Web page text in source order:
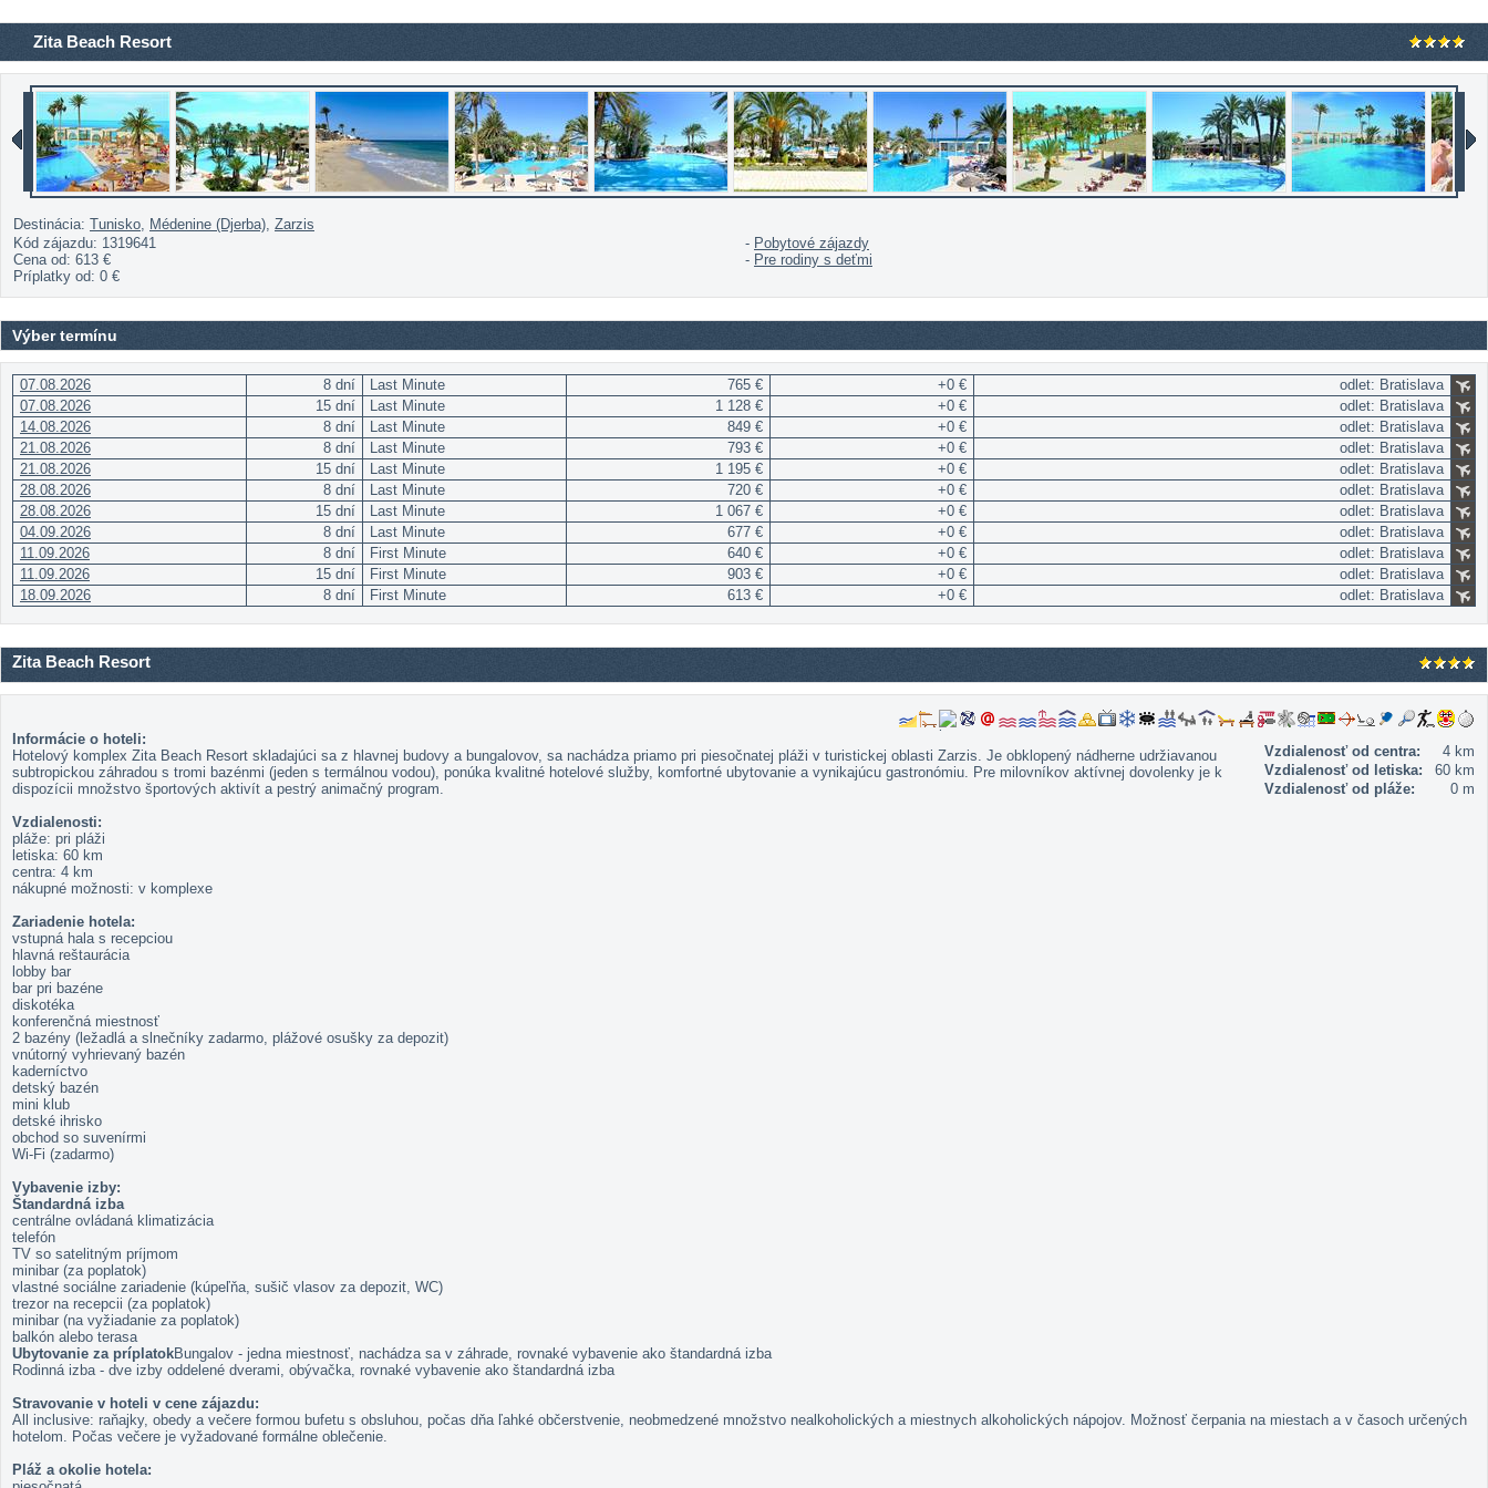
Zita Beach Resort
Destinácia: Tunisko, Médenine (Djerba), Zarzis
Kód zájazdu: 1319641
Cena od: 613 €
Príplatky od: 0 €
- Pobytové zájazdy
- Pre rodiny s deťmi
Výber termínu
07.08.2026 8 dní Last Minute 765 € +0 €
odlet: Bratislava
07.08.2026
15 dní Last Minute 1 128 € +0 €
odlet: Bratislava
14.08.2026
8 dní Last Minute 849 € +0 €
odlet: Bratislava
21.08.2026
8 dní Last Minute 793 € +0 €
odlet: Bratislava
21.08.2026
15 dní Last Minute 1 195 € +0 €
odlet: Bratislava
28.08.2026
8 dní Last Minute 720 € +0 €
odlet: Bratislava
28.08.2026
15 dní Last Minute 1 067 € +0 €
odlet: Bratislava
04.09.2026
8 dní Last Minute 677 € +0 €
odlet: Bratislava
11.09.2026
8 dní First Minute 640 € +0 €
odlet: Bratislava
11.09.2026
15 dní First Minute 903 € +0 €
odlet: Bratislava
18.09.2026
8 dní First Minute 613 € +0 € odlet: Bratislava
Zita Beach Resort
Vzdialenosť od centra:
4 km
Vzdialenosť od letiska:
60 km
Vzdialenosť od pláže:
0 m
Informácie o hoteli:
Hotelový komplex Zita Beach Resort skladajúci sa z hlavnej budovy a bungalovov, sa nachádza priamo pri piesočnatej pláži v turistickej oblasti Zarzis. Je obklopený nádherne udržiavanou
subtropickou záhradou s tromi bazénmi (jeden s termálnou vodou), ponúka kvalitné hotelové služby, komfortné ubytovanie a vynikajúcu gastronómiu. Pre milovníkov aktívnej dovolenky je k
dispozícii množstvo športových aktivít a pestrý animačný program.
Vzdialenosti:
pláže: pri pláži
letiska: 60 km
centra: 4 km
nákupné možnosti: v komplexe
Zariadenie hotela:
vstupná hala s recepciou
hlavná reštaurácia
lobby bar
bar pri bazéne
diskotéka
konferenčná miestnosť
2 bazény (ležadlá a slnečníky zadarmo, plážové osušky za depozit)
vnútorný vyhrievaný bazén
kaderníctvo
detský bazén
mini klub
detské ihrisko
obchod so suvenírmi
Wi-Fi (zadarmo)
Vybavenie izby:
Štandardná izba
centrálne ovládaná klimatizácia
telefón
TV so satelitným príjmom
minibar (za poplatok)
vlastné sociálne zariadenie (kúpeľňa, sušič vlasov za depozit, WC)
trezor na recepcii (za poplatok)
minibar (na vyžiadanie za poplatok)
balkón alebo terasa
Ubytovanie za príplatokBungalov - jedna miestnosť, nachádza sa v záhrade, rovnaké vybavenie ako štandardná izba
Rodinná izba - dve izby oddelené dverami, obývačka, rovnaké vybavenie ako štandardná izba
Stravovanie v hoteli v cene zájazdu:
All inclusive: raňajky, obedy a večere formou bufetu s obsluhou, počas dňa ľahké občerstvenie, neobmedzené množstvo nealkoholických a miestnych alkoholických nápojov. Možnosť čerpania na miestach a v časoch určených
hotelom. Počas večere je vyžadované formálne oblečenie.
Pláž a okolie hotela: